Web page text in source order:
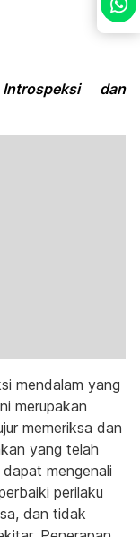
dan
mendalam yang
merupakan
memeriksa dan
yang telah
mengenali
perilaku
dan tidak